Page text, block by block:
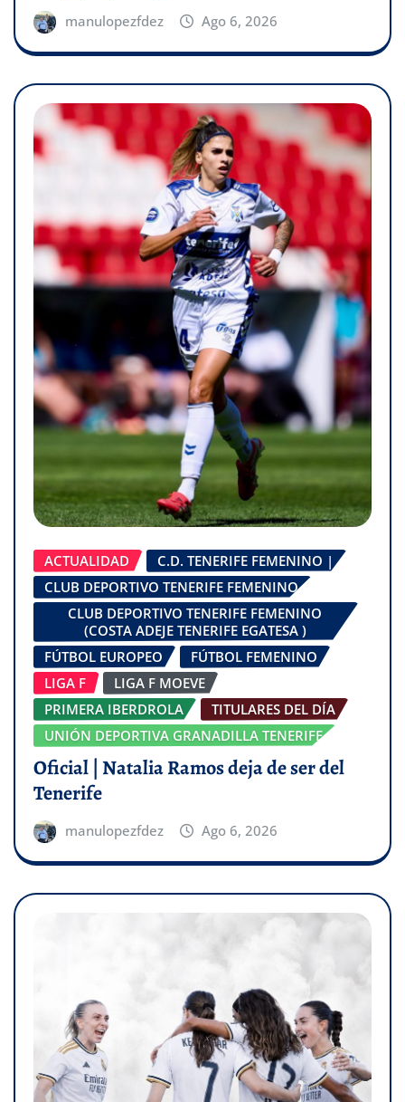
manulopezfdez Ago 6, 2026
ACTUALIDAD
C.D. TENERIFE FEMENINO |
CLUB DEPORTIVO TENERIFE FEMENINO
CLUB DEPORTIVO TENERIFE FEMENINO
(COSTA ADEJE TENERIFE EGATESA )
FÚTBOL EUROPEO
FÚTBOL FEMENINO
LIGA F
LIGA F MOEVE
PRIMERA IBERDROLA
TITULARES DEL DÍA
UNIÓN DEPORTIVA GRANADILLA TENERIFE
Oficial | Natalia Ramos deja de ser del
Tenerife
manulopezfdez Ago 6, 2026